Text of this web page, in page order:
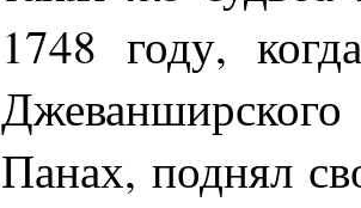
1748 году,
Панах, поднял